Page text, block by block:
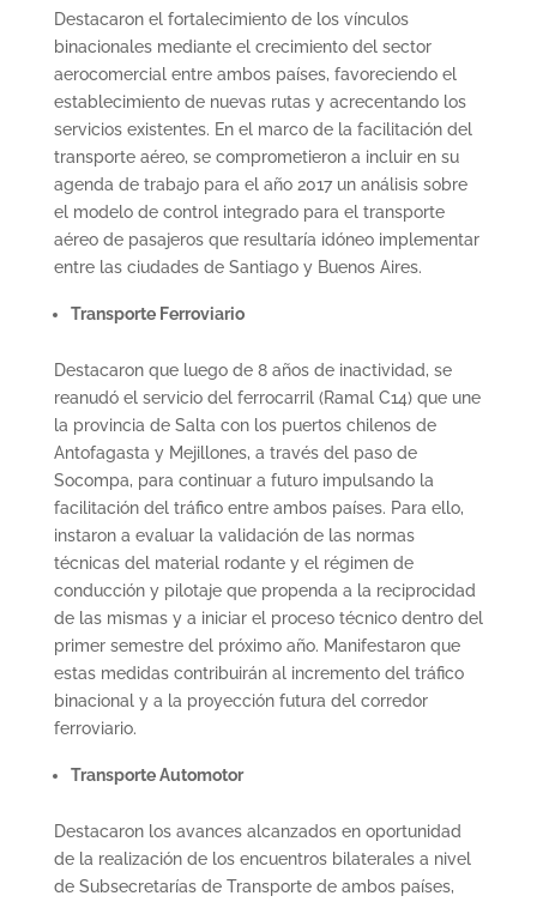
Destacaron el fortalecimiento de los vínculos
binacionales mediante el crecimiento del sector
aerocomercial entre ambos países, favoreciendo el
establecimiento de nuevas rutas y acrecentando los
servicios existentes. En el marco de la facilitación del
transporte aéreo, se comprometieron a incluir en su
agenda de trabajo para el año 2017 un análisis sobre
el modelo de control integrado para el transporte
aéreo de pasajeros que resultaría idóneo implementar
entre las ciudades de Santiago y Buenos Aires.
Transporte Ferroviario
Destacaron que luego de 8 años de inactividad, se
reanudó el servicio del ferrocarril (Ramal C14) que une
la provincia de Salta con los puertos chilenos de
Antofagasta y Mejillones, a través del paso de
Socompa, para continuar a futuro impulsando la
facilitación del tráfico entre ambos países. Para ello,
instaron a evaluar la validación de las normas
técnicas del material rodante y el régimen de
conducción y pilotaje que propenda a la reciprocidad
de las mismas y a iniciar el proceso técnico dentro del
primer semestre del próximo año. Manifestaron que
estas medidas contribuirán al incremento del tráfico
binacional y a la proyección futura del corredor
ferroviario.
Transporte Automotor
Destacaron los avances alcanzados en oportunidad
de la realización de los encuentros bilaterales a nivel
de Subsecretarías de Transporte de ambos países,